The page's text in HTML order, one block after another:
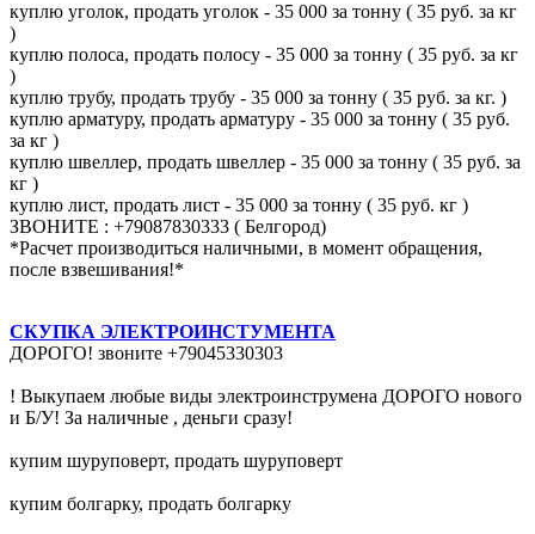
куплю уголок, продать уголок - 35 000 за тонну ( 35 руб. за кг
)
куплю полоса, продать полосу - 35 000 за тонну ( 35 руб. за кг
)
куплю трубу, продать трубу - 35 000 за тонну ( 35 руб. за кг. )
куплю арматуру, продать арматуру - 35 000 за тонну ( 35 руб.
за кг )
куплю швеллер, продать швеллер - 35 000 за тонну ( 35 руб. за
кг )
куплю лист, продать лист - 35 000 за тонну ( 35 руб. кг )
ЗВОНИТЕ : +79087830333 ( Белгород)
*Расчет производиться наличными, в момент обращения,
после взвешивания!*
СКУПКА ЭЛЕКТРОИНСТУМЕНТА
ДОРОГО! звоните +79045330303
! Выкупаем любые виды электроинструмена ДОРОГО нового
и Б/У! За наличные , деньги сразу!
купим шуруповерт, продать шуруповерт
купим болгарку, продать болгарку